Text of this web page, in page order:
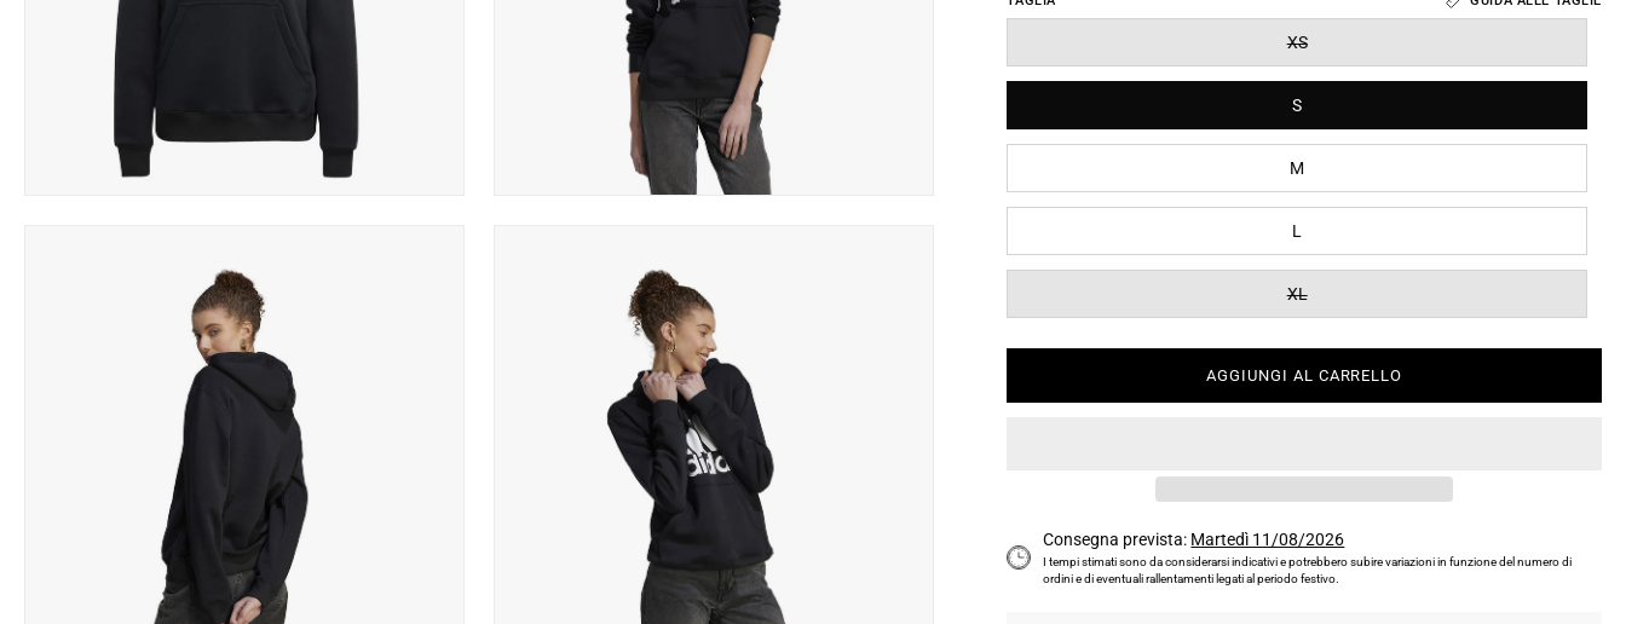
XS
S
M
L
XL
AGGIUNGI AL CARRELLO
Consegna prevista: Martedì 11/08/2026
I tempi stimati sono da considerarsi indicativi e potrebbero subire variazioni in funzione del numero di
ordini e di eventuali rallentamenti legati al periodo festivo.